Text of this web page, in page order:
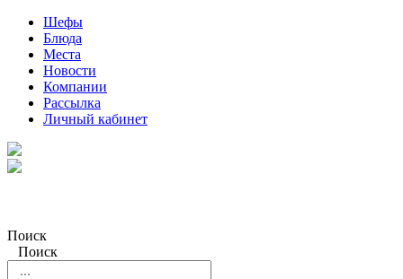
Шефы
Блюда
Места
Новости
Компании
Рассылка
Личный кабинет
Поиск
Поиск